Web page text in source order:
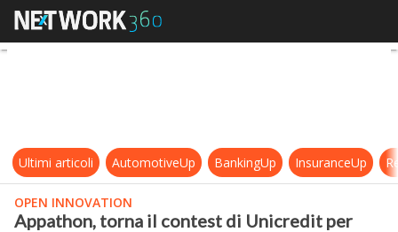
Appathon, torna il contest di
Ultimi articoli AutomotiveUp BankingUp InsuranceUp
OPEN INNOVATION
Appathon, torna il contest di Unicredit per